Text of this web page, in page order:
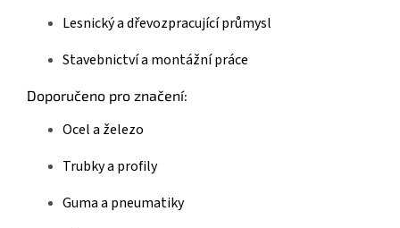
Lesnický a dřevozpracující průmysl
Stavebnictví a montážní práce
Doporučeno pro značení:
Ocel a železo
Trubky a profily
Guma a pneumatiky